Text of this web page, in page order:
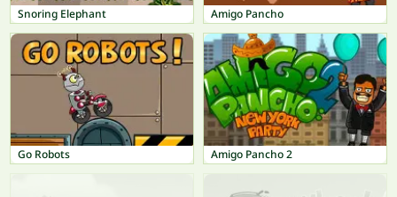
Snoring Elephant Amigo Pancho
Go Robots Amigo Pancho 2